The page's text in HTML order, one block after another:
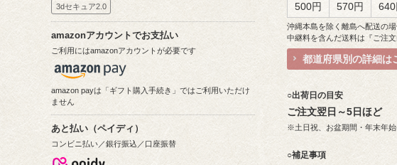
3dセキュア2.0
amazonアカウントでお支払い
ご利用にはamazonアカウントが必要です
amazon payは「ギフト購入手続き」ではご利用いただけ
ません
あと払い（ペイディ）
コンビニ払い／銀行振込／口座振替
500円 570円 640
沖縄本島を除く離島へ配送の
中継料を含んだ送料は『ご注
都道府県別の詳細は
○出荷日の目安
ご注文翌日～5日ほど
※土日祝、お盆期間・年末年
○補足事項